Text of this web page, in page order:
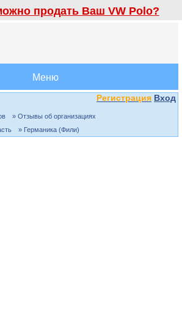
продать Ваш VW Polo?
Меню
Регистрация Вход
» Отзывы об организациях
» Германика (Фили)